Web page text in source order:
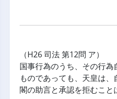
（H26 司法 第12問 ア）
国事行為のうち、その行
ものであっても、天皇は
閣の助言と承認を拒むこと